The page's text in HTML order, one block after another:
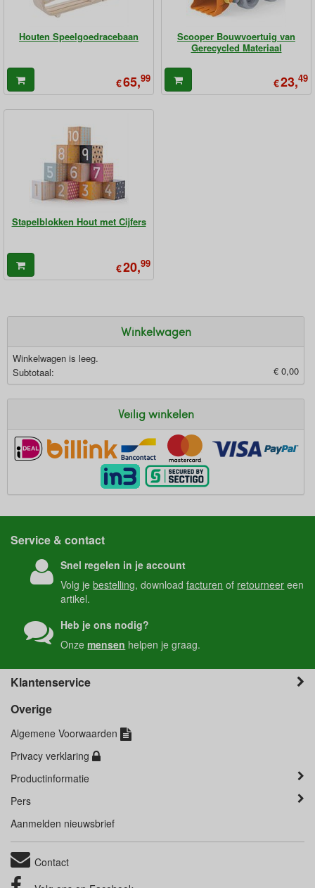
Houten Speelgoedracebaan
€65,99
Scooper Bouwvoertuig van
Gerecycled Materiaal
€23,49
Stapelblokken Hout met Cijfers
€20,99
Winkelwagen
Winkelwagen is leeg.
Subtotaal:
€ 0,00
Veilig winkelen
Service & contact
Snel regelen in je account
Volg jebestelling, downloadfacturen of retourneer een
artikel.
Heb je ons nodig?
Onzemensen helpen je graag.
Klantenservice
Overige
Algemene Voorwaarden
Privacy verklaring
Productinformatie
Pers
Aanmelden nieuwsbrief
Contact